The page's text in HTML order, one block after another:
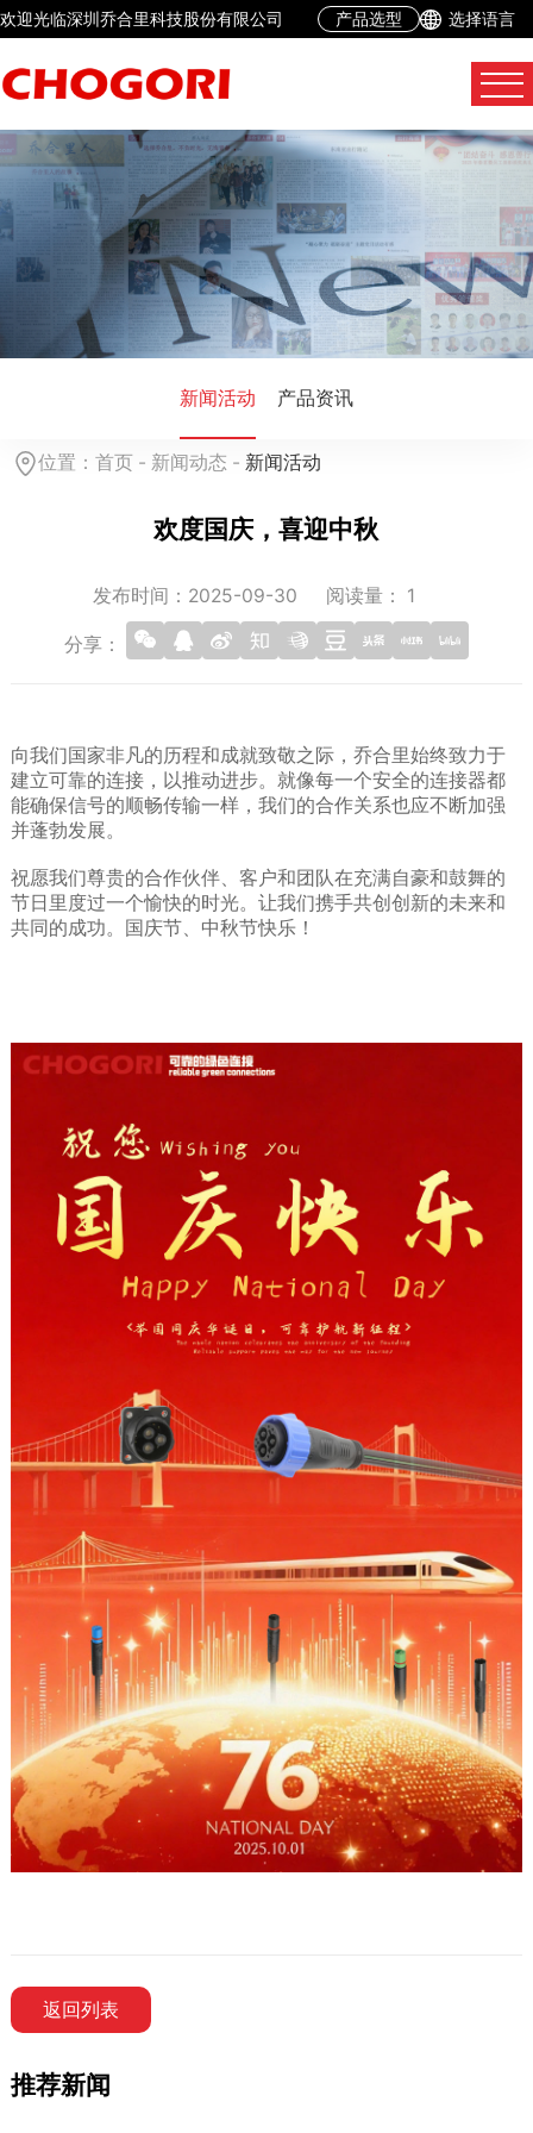
欢迎光临深圳乔合里科技股份有限公司 产品选型 选择语言
新闻活动 产品资讯
位置：首页 - 新闻动态 - 新闻活动
欢度国庆，喜迎中秋
发布时间：2025-09-30 阅读量： 1
分享：
向我们国家非凡的历程和成就致敬之际，乔合里始终致力于
建立可靠的连接，以推动进步。就像每一个安全的连接器都
能确保信号的顺畅传输一样，我们的合作关系也应不断加强
并蓬勃发展。
祝愿我们尊贵的合作伙伴、客户和团队在充满自豪和鼓舞的
节日里度过一个愉快的时光。让我们携手共创创新的未来和
共同的成功。国庆节、中秋节快乐！
返回列表
推荐新闻